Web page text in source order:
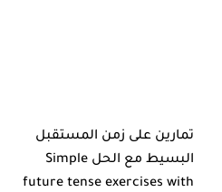
تمارين على زمن المستقبل
البسيط مع الحل Simple
future tense exercises with